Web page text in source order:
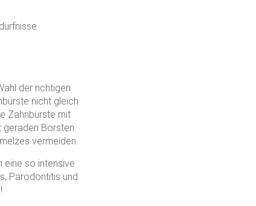
der richtigen
nicht gleich
Zahnbürste mit
geraden Borsten
vermeiden.
eine so intensive
Parodontitis und